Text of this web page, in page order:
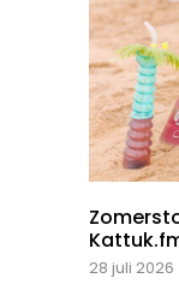
28 juli 2026